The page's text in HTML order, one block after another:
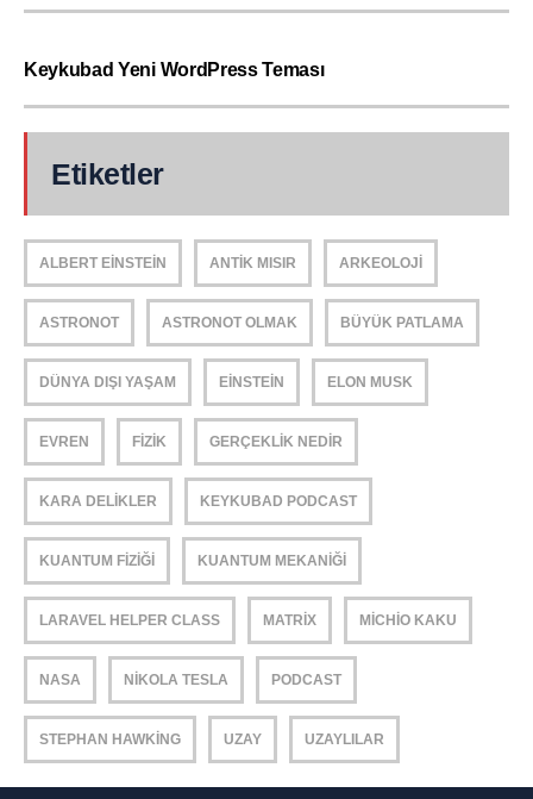
Keykubad Yeni WordPress Teması
Etiketler
ALBERT EINSTEIN ANTIK MISIR ARKEOLOJI
ASTRONOT ASTRONOT OLMAK BÜYÜK PATLAMA
DÜNYA DIŞI YAŞAM EINSTEIN ELON MUSK
EVREN FIZIK GERÇEKLIK NEDIR
KARA DELIKLER KEYKUBAD PODCAST
KUANTUM FIZIĞI KUANTUM MEKANIĞI
LARAVEL HELPER CLASS MATRIX MICHIO KAKU
NASA NIKOLA TESLA PODCAST
STEPHAN HAWKING UZAY UZAYLILAR